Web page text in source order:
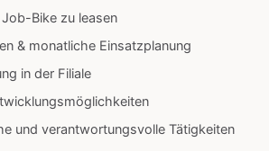
Bike zu leasen
& monatliche Einsatzplanung
in der Filiale
und verantwortungsvolle Tätigkeiten